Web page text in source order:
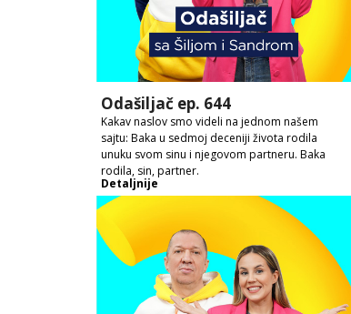
Odašiljač ep. 644
Kakav naslov smo videli na jednom našem
sajtu: Baka u sedmoj deceniji života rodila
unuku svom sinu i njegovom partneru. Baka
rodila, sin, partner.
Detaljnije